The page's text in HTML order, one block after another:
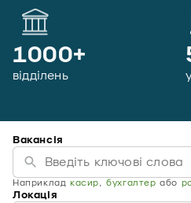
1000+
відділень
Вакансія
Наприклад касир,бухгалтер або
Локація